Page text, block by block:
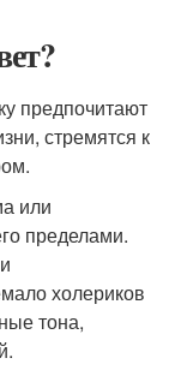
предпочитают
стремятся к
или
пределами.
холериков
тона,